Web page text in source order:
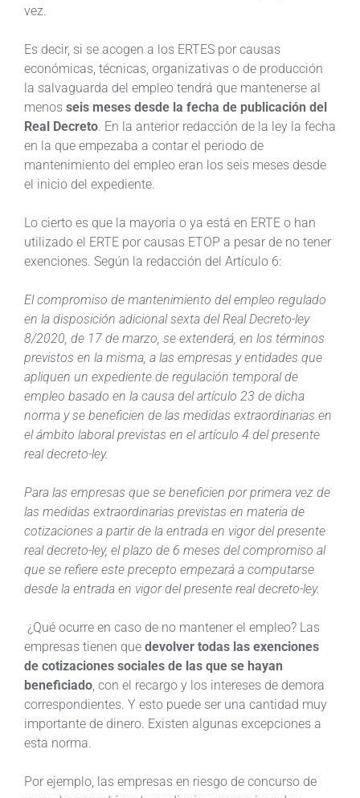
vez.
Es decir, si se acogen a los ERTES por causas
económicas, técnicas, organizativas o de producción
la salvaguarda del empleo tendrá que mantenerse al
menos seis meses desde la fecha de publicación del
Real Decreto. En la anterior redacción de la ley la fecha
en la que empezaba a contar el periodo de
mantenimiento del empleo eran los seis meses desde
el inicio del expediente.
Lo cierto es que la mayoría o ya está en ERTE o han
utilizado el ERTE por causas ETOP a pesar de no tener
exenciones. Según la redacción del Artículo 6:
El compromiso de mantenimiento del empleo regulado
en la disposición adicional sexta del Real Decreto-ley
8/2020, de 17 de marzo, se extenderá, en los términos
previstos en la misma, a las empresas y entidades que
apliquen un expediente de regulación temporal de
empleo basado en la causa del artículo 23 de dicha
norma y se beneficien de las medidas extraordinarias en
el ámbito laboral previstas en el artículo 4 del presente
real decreto-ley.
Para las empresas que se beneficien por primera vez de
las medidas extraordinarias previstas en materia de
cotizaciones a partir de la entrada en vigor del presente
real decreto-ley, el plazo de 6 meses del compromiso al
que se refiere este precepto empezará a computarse
desde la entrada en vigor del presente real decreto-ley.
¿Qué ocurre en caso de no mantener el empleo? Las
empresas tienen que devolver todas las exenciones
de cotizaciones sociales de las que se hayan
beneficiado , con el recargo y los intereses de demora
correspondientes. Y esto puede ser una cantidad muy
importante de dinero. Existen algunas excepciones a
esta norma.
Por ejemplo, las empresas en riesgo de concurso de